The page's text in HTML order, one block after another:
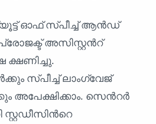
ഓഫ് സ്പീച്ച് ആൻഡ്
അസിസ്റ്റൻറ്
ക്ഷണിച്ചു.
സ്പീച്ച് ലാംഗ്വേജ്
അപേക്ഷിക്കാം. സെൻറർ
സ്റ്റഡീസിൻറെ